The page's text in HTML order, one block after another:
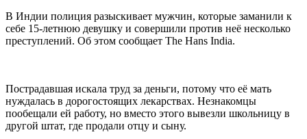
В Индии полиция разыскивает мужчин, которые заманили к
себе 15-летнюю девушку и совершили против неё несколько
преступлений. Об этом сообщает The Hans India.
Пострадавшая искала труд за деньги, потому что её мать
нуждалась в дорогостоящих лекарствах. Незнакомцы
пообещали ей работу, но вместо этого вывезли школьницу в
другой штат, где продали отцу и сыну.